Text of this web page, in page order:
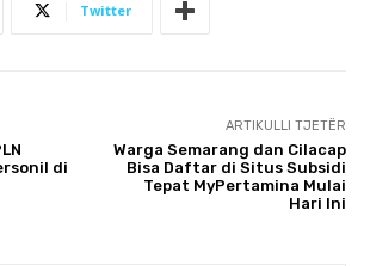
Twitter
di
ARTIKULLI TJETËR
Warga Semarang dan Cilacap
Bisa Daftar di Situs Subsidi
Tepat MyPertamina Mulai
Hari Ini